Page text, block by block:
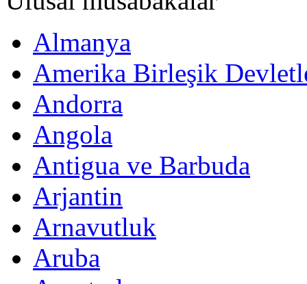
Almanya
Amerika Birleşik
Andorra
Angola
Antigua ve Barbuda
Arjantin
Arnavutluk
Aruba